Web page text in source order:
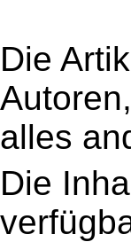
Die
Autoren,
alles
Die